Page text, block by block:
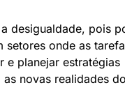
desigualdade, pois
setores onde as
e planejar estratégias
novas realidades